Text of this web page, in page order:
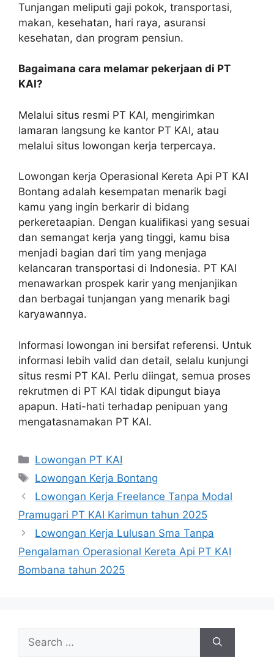
Tunjangan meliputi gaji pokok, transportasi,
makan, kesehatan, hari raya, asuransi
kesehatan, dan program pensiun.
Bagaimana cara melamar pekerjaan di PT
KAI?
Melalui situs resmi PT KAI, mengirimkan
lamaran langsung ke kantor PT KAI, atau
melalui situs lowongan kerja terpercaya.
Lowongan kerja Operasional Kereta Api PT KAI
Bontang adalah kesempatan menarik bagi
kamu yang ingin berkarir di bidang
perkeretaapian. Dengan kualifikasi yang sesuai
dan semangat kerja yang tinggi, kamu bisa
menjadi bagian dari tim yang menjaga
kelancaran transportasi di Indonesia. PT KAI
menawarkan prospek karir yang menjanjikan
dan berbagai tunjangan yang menarik bagi
karyawannya.
Informasi lowongan ini bersifat referensi. Untuk
informasi lebih valid dan detail, selalu kunjungi
situs resmi PT KAI. Perlu diingat, semua proses
rekrutmen di PT KAI tidak dipungut biaya
apapun. Hati-hati terhadap penipuan yang
mengatasnamakan PT KAI.
Categories
Lowongan PT KAI
Tags
Lowongan Kerja Bontang
Lowongan Kerja Freelance Tanpa Modal
Pramugari PT KAI Karimun tahun 2025
Lowongan Kerja Lulusan Sma Tanpa
Pengalaman Operasional Kereta Api PT KAI
Bombana tahun 2025
for: